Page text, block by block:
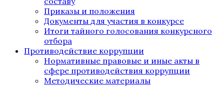
Приказы и положения
Документы для участия в конкурсе
Итоги тайного голосования конкурсного
отбора
Противодействие коррупции
Нормативные правовые и иные акты в
сфере противодействия коррупции
Методические материалы